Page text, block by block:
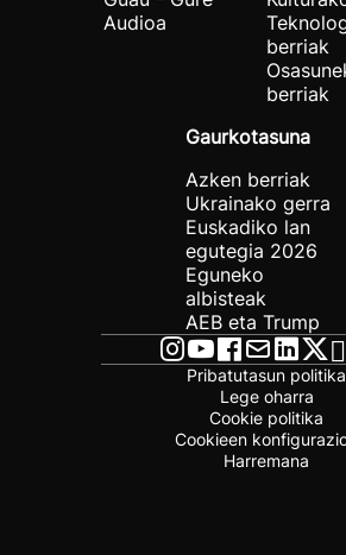
Audioa
berriak
berriak
Gaurkotasuna
Azken berriak
Ukrainako gerra
Euskadiko lan
egutegia 2026
Eguneko
albisteak
AEB eta Trump
Pribatutasun politika
Lege oharra
Cookie politika
Cookieen
Harremana